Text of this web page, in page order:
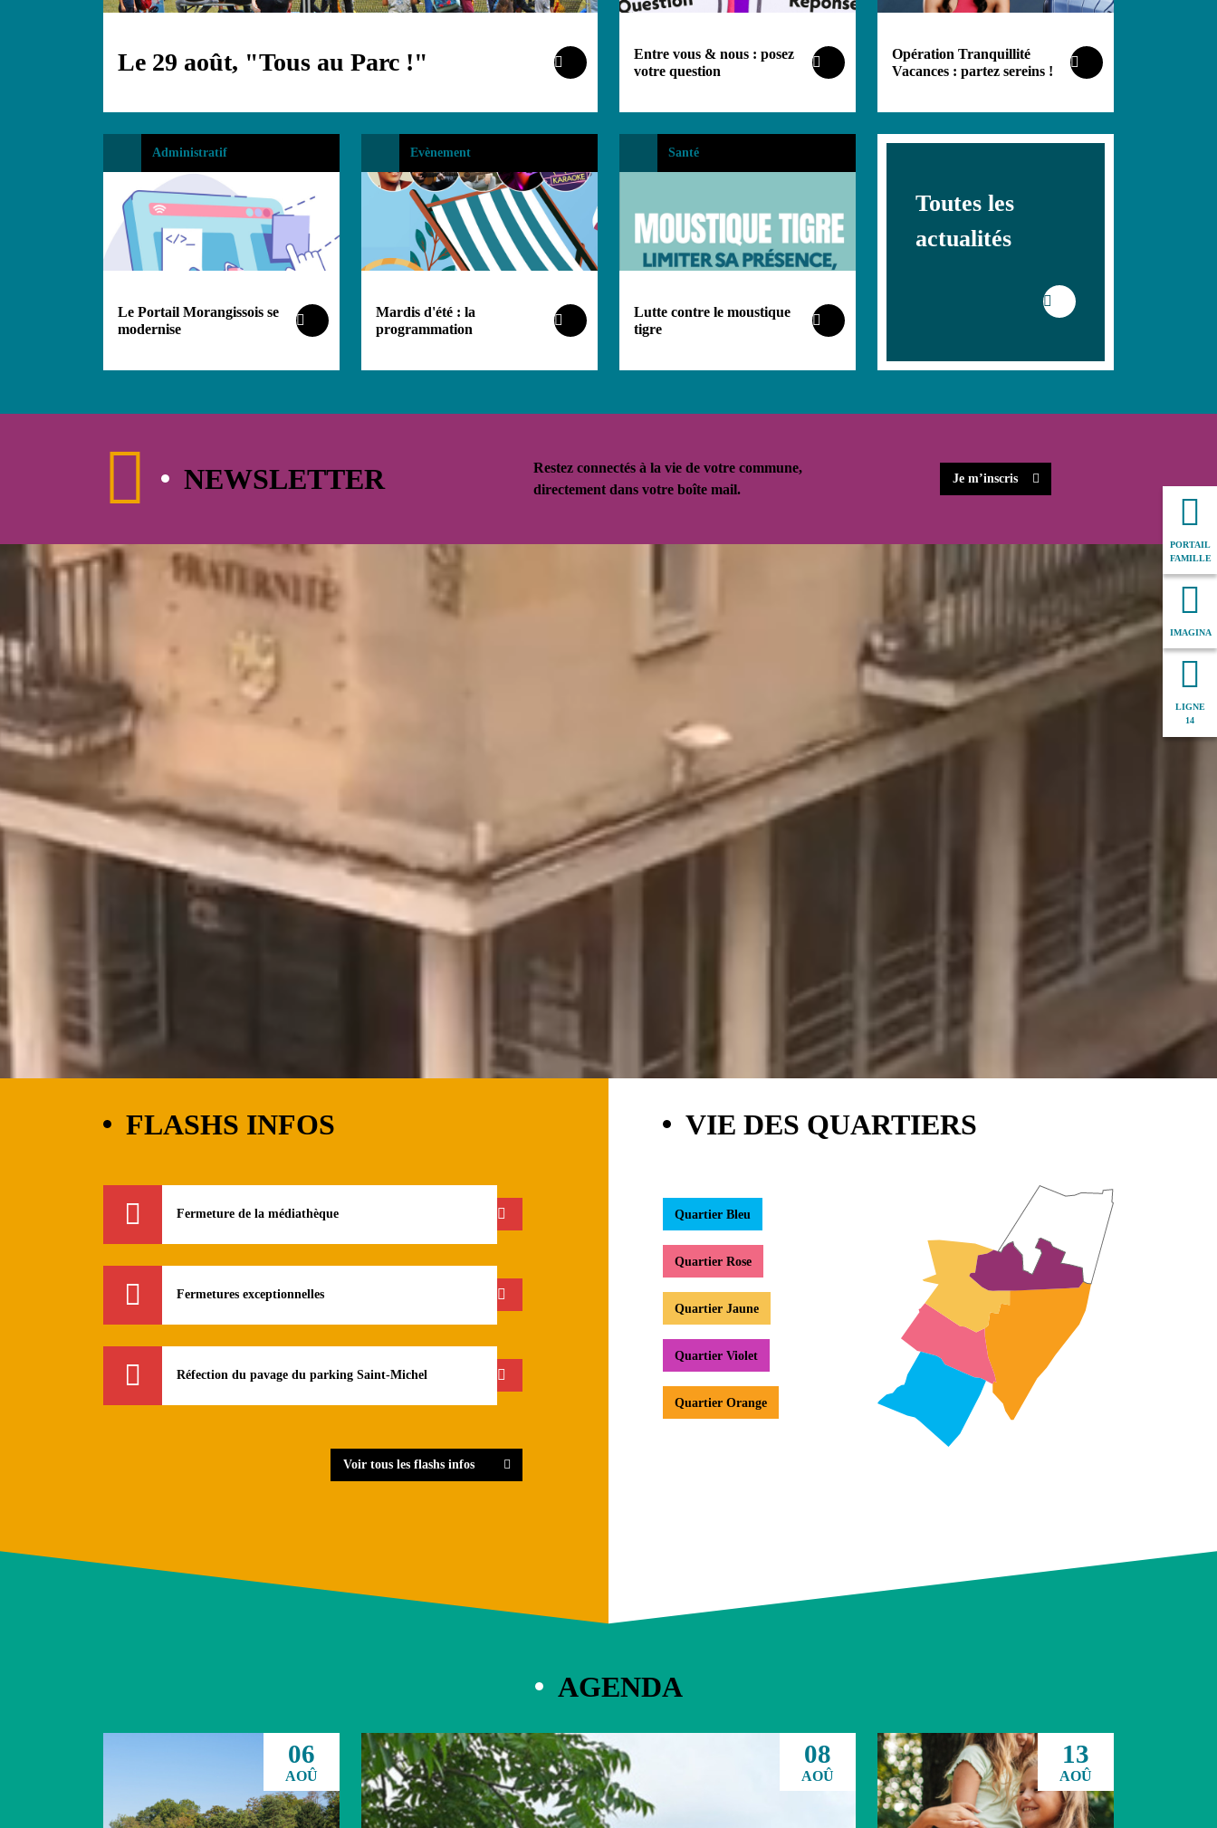
PORTAIL
FAMILLE
IMAGINA
LIGNE
14
Le 29 août, "Tous au Parc !"
Entre vous & nous : posez
votre question
Opération Tranquillité
Vacances : partez sereins !
Administratif
Le Portail Morangissois se
modernise
Evènement
Mardis d'été : la
programmation
Santé
Lutte contre le moustique
tigre
Toutes les
actualités
NEWSLETTER
Restez connectés à la vie de votre commune,
directement dans votre boîte mail.
Je m’inscris
FLASHS INFOS
Fermeture de la médiathèque
Fermetures exceptionnelles
Réfection du pavage du parking Saint-Michel
Voir tous les flashs infos
VIE DES QUARTIERS
Quartier Bleu
Quartier Rose
Quartier Jaune
Quartier Violet
Quartier Orange
AGENDA
06
AOÛ
08
AOÛ
13
AOÛ